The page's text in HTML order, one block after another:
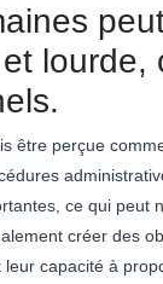
lourde,
être perçue
ce qui peut
créer des
capacité à